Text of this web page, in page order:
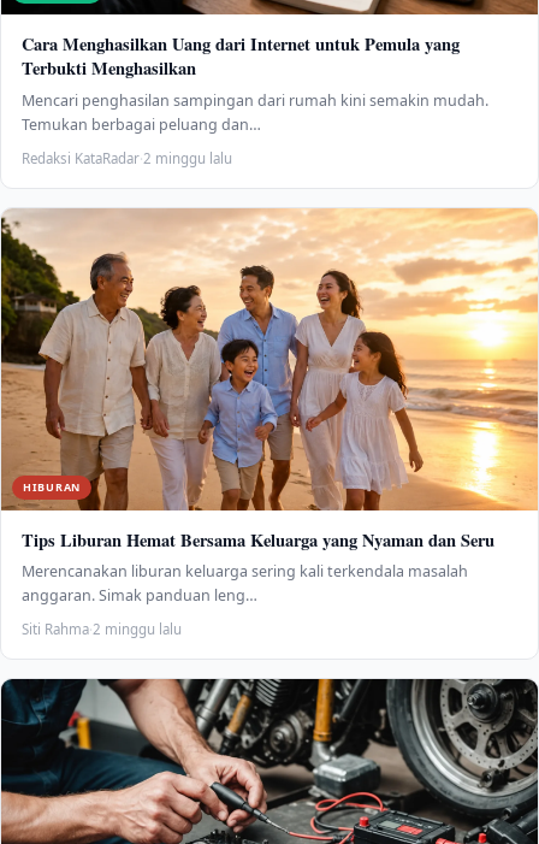
Cara Menghasilkan Uang dari Internet untuk Pemula yang
Terbukti Menghasilkan
Mencari penghasilan sampingan dari rumah kini semakin mudah.
Temukan berbagai peluang dan…
Redaksi KataRadar·2 minggu lalu
HIBURAN
Tips Liburan Hemat Bersama Keluarga yang Nyaman dan Seru
Merencanakan liburan keluarga sering kali terkendala masalah
anggaran. Simak panduan leng…
Siti Rahma·2 minggu lalu